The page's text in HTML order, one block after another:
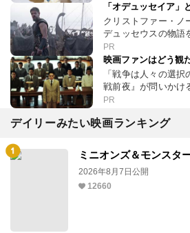
「オデュッセイア」
クリストファー・ノ
デュッセウスの物語
PR
映画ファンはどう観
「戦争は人々の選
戦前夜』が問いかけ
PR
デイリーみたい映画ランキング
ミニオンズ＆モンスタ
2026年8月7日公開
12660